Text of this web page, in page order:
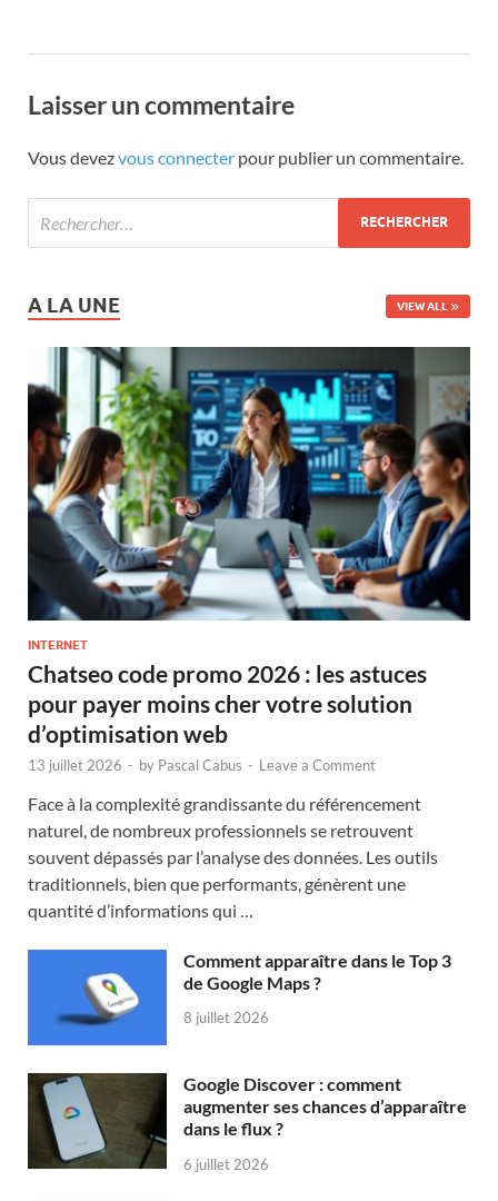
Laisser un commentaire
Vous devezvous connecter pour publier un commentaire.
A LA UNE VIEW ALL
INTERNET
Chatseo code promo 2026 : les astuces
pour payer moins cher votre solution
d’optimisation web
13 juillet 2026 - by Pascal Cabus - Leave a Comment
Face à la complexité grandissante du référencement
naturel, de nombreux professionnels se retrouvent
souvent dépassés par l’analyse des données. Les outils
traditionnels, bien que performants, génèrent une
quantité d’informations qui …
Comment apparaître dans le Top 3
de Google Maps ?
8 juillet 2026
Google Discover : comment
augmenter ses chances d’apparaître
dans le flux ?
6 juillet 2026